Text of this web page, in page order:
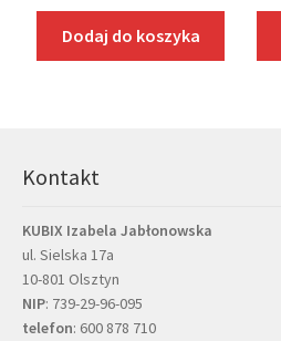
wynosiła:
11
cena
wynosi:
Dodaj do koszyka
Kontakt
KUBIX Izabela Jabłonowska
ul. Sielska 17a
10-801 Olsztyn
NIP: 739-29-96-095
telefon: 600 878 710